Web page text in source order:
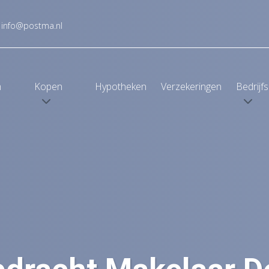
info@postma.nl
Kopen Hypotheken Verzekeringen